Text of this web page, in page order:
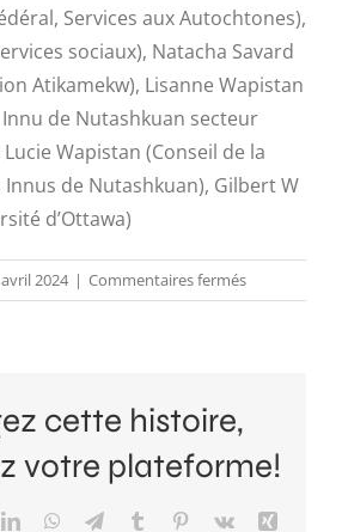
Services aux Autochtones),
sociaux), Natacha Savard
Atikamekw), Lisanne Wapistan
de Nutashkuan secteur
Wapistan (Conseil de la
de Nutashkuan), Gilbert W
d’Ottawa)
2024 | Commentaires ferméssur
Le
2024
cette histoire,
votre plateforme!
LinkedInWhatsApp
TelegramTumblr Pinterest
Vk